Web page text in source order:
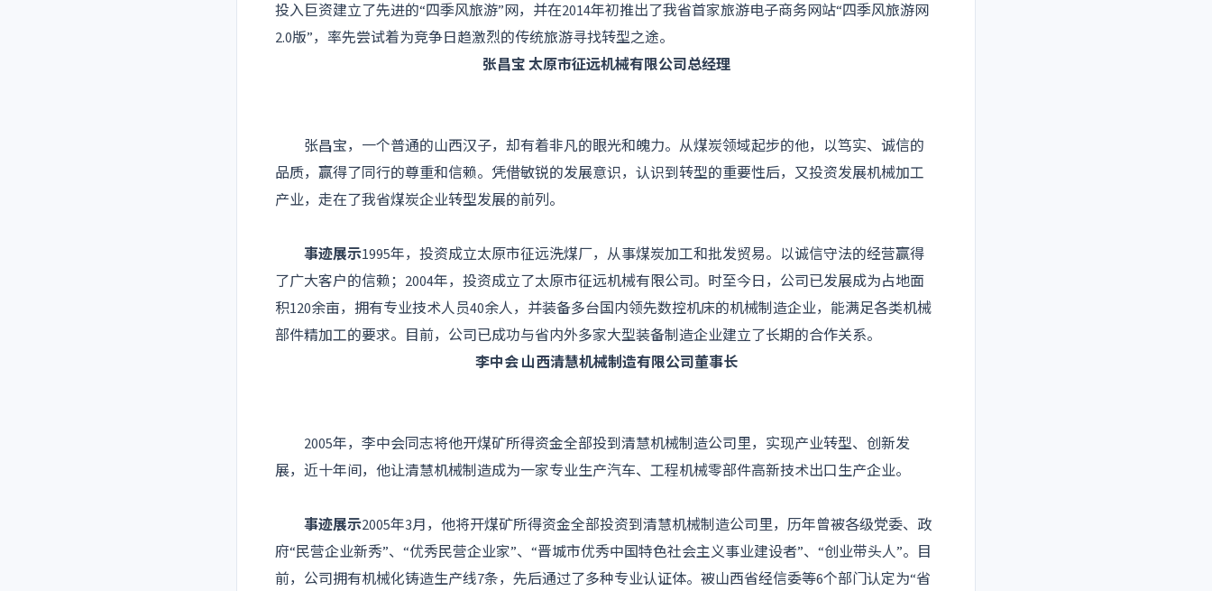
投入巨资建立了先进的“四季风旅游”网，并在2014年初推出了我省首家旅游电子商务网站“四季风旅游网
2.0版”，率先尝试着为竞争日趋激烈的传统旅游寻找转型之途。
张昌宝 太原市征远机械有限公司总经理
张昌宝，一个普通的山西汉子，却有着非凡的眼光和魄力。从煤炭领域起步的他，以笃实、诚信的
品质，赢得了同行的尊重和信赖。凭借敏锐的发展意识，认识到转型的重要性后，又投资发展机械加工
产业，走在了我省煤炭企业转型发展的前列。
事迹展示1995年，投资成立太原市征远洗煤厂，从事煤炭加工和批发贸易。以诚信守法的经营赢得
了广大客户的信赖；2004年，投资成立了太原市征远机械有限公司。时至今日，公司已发展成为占地面
积120余亩，拥有专业技术人员40余人，并装备多台国内领先数控机床的机械制造企业，能满足各类机械
部件精加工的要求。目前，公司已成功与省内外多家大型装备制造企业建立了长期的合作关系。
李中会 山西清慧机械制造有限公司董事长
2005年，李中会同志将他开煤矿所得资金全部投到清慧机械制造公司里，实现产业转型、创新发
展，近十年间，他让清慧机械制造成为一家专业生产汽车、工程机械零部件高新技术出口生产企业。
事迹展示2005年3月，他将开煤矿所得资金全部投资到清慧机械制造公司里，历年曾被各级党委、政
府“民营企业新秀”、“优秀民营企业家”、“晋城市优秀中国特色社会主义事业建设者”、“创业带头人”。目
前，公司拥有机械化铸造生产线7条，先后通过了多种专业认证体。被山西省经信委等6个部门认定为“省